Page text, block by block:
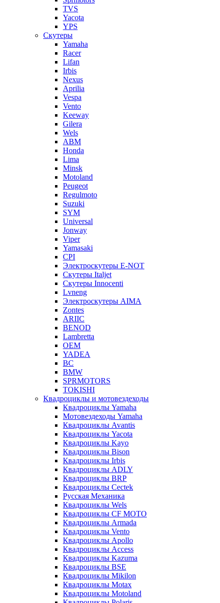
TVS
Yacota
YPS
Скутеры
Yamaha
Racer
Lifan
Irbis
Nexus
Aprilia
Vespa
Vento
Keeway
Gilera
Wels
ABM
Honda
Lima
Minsk
Motoland
Peugeot
Regulmoto
Suzuki
SYM
Universal
Jonway
Viper
Yamasaki
CPI
Электроскутеры E-NOT
Скутеры Italjet
Скутеры Innocenti
Lvneng
Электроскутеры AIMA
Zontes
ARIIC
BENOD
Lambretta
OEM
YADEA
BC
BMW
SPRMOTORS
TOKISHI
Квадроциклы и мотовездеходы
Квадроциклы Yamaha
Мотовездеходы Yamaha
Квадроциклы Avantis
Квадроциклы Yacota
Квадроциклы Kayo
Квадроциклы Bison
Квадроциклы Irbis
Квадроциклы ADLY
Квадроциклы BRP
Квадроциклы Cectek
Русская Механика
Квадроциклы Wels
Квадроциклы CF MOTO
Квадроциклы Armada
Квадроциклы Vento
Квадроциклы Apollo
Квадроциклы Access
Квадроциклы Kazuma
Квадроциклы BSE
Квадроциклы Mikilon
Квадроциклы Motax
Квадроциклы Motoland